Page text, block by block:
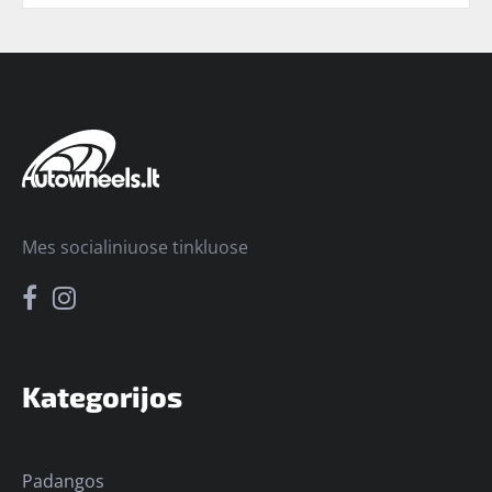
Kategorijos
Padangos
Mes socialiniuose tinkluose